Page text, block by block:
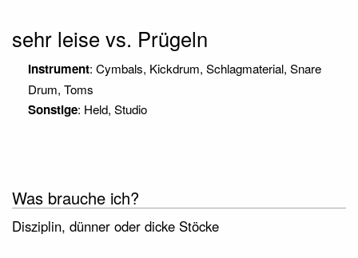
sehr leise vs. Prügeln
Instrument: Cymbals, Kickdrum, Schlagmaterial, Snare
Drum, Toms
Sonstige: Held, Studio
Was brauche ich?
Disziplin, dünner oder dicke Stöcke